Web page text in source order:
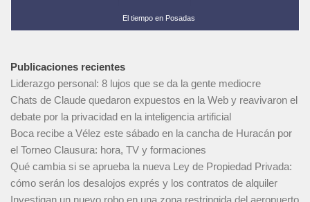
El tiempo en Posadas
Publicaciones recientes
Liderazgo personal: 8 lujos que se da la gente mediocre
Chats de Claude quedaron expuestos en la Web y reavivaron el
debate por la privacidad en la inteligencia artificial
Boca recibe a Vélez este sábado en la cancha de Huracán por
el Torneo Clausura: hora, TV y formaciones
Qué cambia si se aprueba la nueva Ley de Propiedad Privada:
cómo serán los desalojos exprés y los contratos de alquiler
Investigan un nuevo robo en una zona restringida del aeropuerto